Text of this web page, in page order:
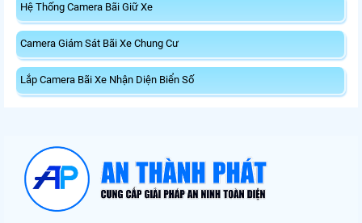
Hệ Thống Camera Bãi Giữ Xe
Camera Giám Sát Bãi Xe Chung Cư
Lắp Camera Bãi Xe Nhận Diện Biển Số